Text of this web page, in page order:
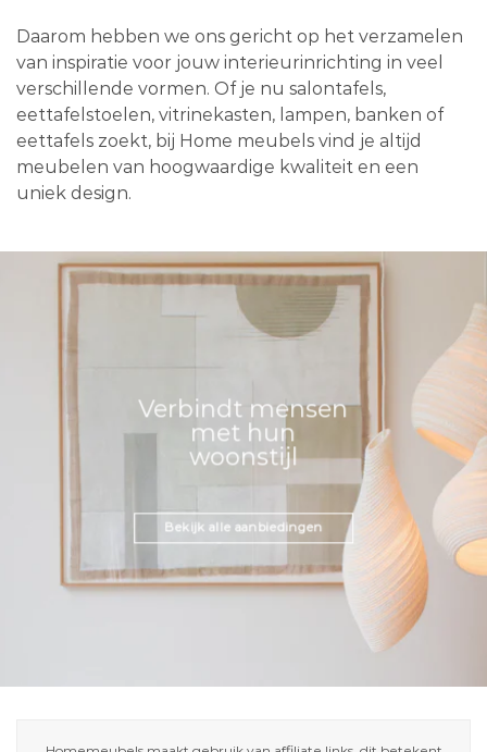
Daarom hebben we ons gericht op het verzamelen
van inspiratie voor jouw interieurinrichting in veel
verschillende vormen. Of je nu salontafels,
eettafelstoelen, vitrinekasten, lampen, banken of
eettafels zoekt, bij Home meubels vind je altijd
meubelen van hoogwaardige kwaliteit en een
uniek design.
Verbindt mensen
met hun
woonstijl
Bekijk alle aanbiedingen